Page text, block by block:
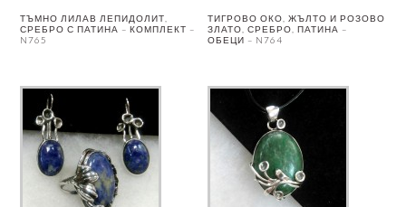
ТЪМНО ЛИЛАВ ЛЕПИДОЛИТ,
СРЕБРО С ПАТИНА – КОМПЛЕКТ –
N765
ТИГРОВО ОКО, ЖЪЛТО И РОЗОВО
ЗЛАТО, СРЕБРО, ПАТИНА –
ОБЕЦИ – N764